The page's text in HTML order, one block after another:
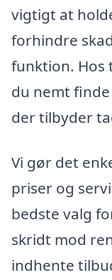
vigtigt at
forhindre
funktion. Hos
du nemt
der tilbyder
Vi gør det
priser og
bedste valg
skridt mod
indhente